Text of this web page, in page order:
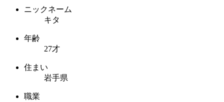
ニックネーム
キタ
年齢
27才
住まい
岩手県
職業